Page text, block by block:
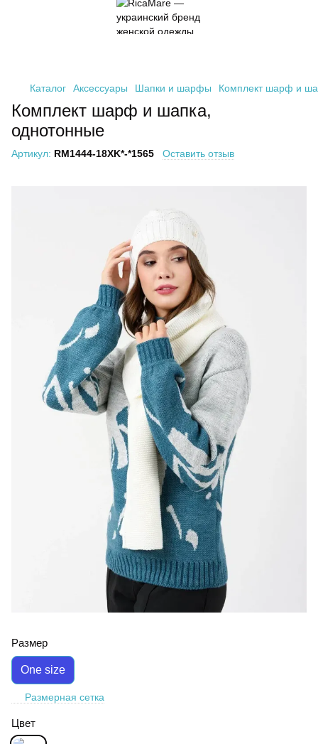
Каталог Аксессуары Шапки и шарфы Комплект шарф и
Комплект шарф и шапка,
однотонные
Артикул: RM1444-18XK*-*1565 Оставить отзыв
Размер
One size
Размерная сетка
Цвет